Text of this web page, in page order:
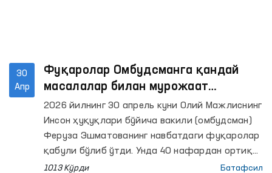
30
Апр
Фуқаролар Омбудсманга қандай
масалалар билан мурожаат
қилмоқда?
2026 йилнинг 30 апрель куни Олий Мажлиснинг
Инсон ҳуқуқлари бўйича вакили (омбудсман)
Феруза Эшматованинг навбатдаги фуқаролар
қабули бўлиб ўтди. Унда 40 нафардан ортиқ
фуқаролар мурожаатлари тингланди.
1013 Кўрди Батафсил